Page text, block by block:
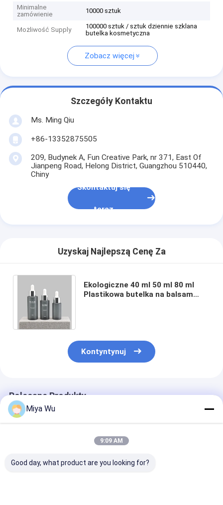
Minimalne
zamówienie
10000 sztuk
Możliwość Supply
100000 sztuk / sztuk dziennie szklana
butelka kosmetyczna
Zobacz więcej
Szczegóły Kontaktu
Ms. Ming Qiu
+86-13352875505
209, Budynek A, Fun Creative Park, nr 371, East Of
Jianpeng Road, Helong District, Guangzhou 510440,
Chiny
Skontaktuj się
teraz
Uzyskaj Najlepszą Cenę Za
Ekologiczne 40 ml 50 ml 80 ml
Plastikowa butelka na balsam
Kontyntynuj
Polecane Produkty
Miya Wu
9:09 AM
Good day, what product are you looking for?